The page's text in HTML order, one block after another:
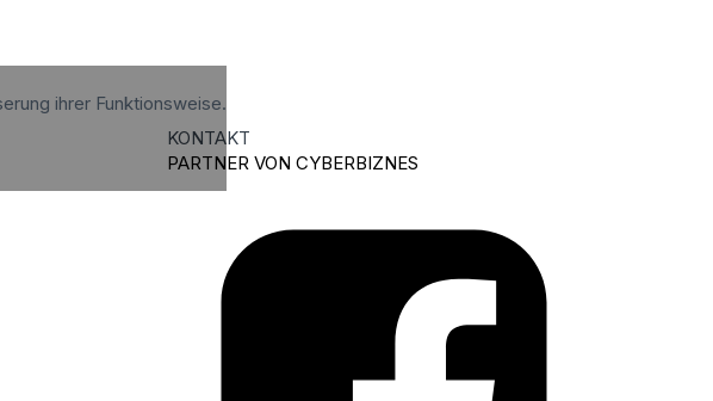
ihrer Funktionsweise.
KONTAKT
PARTNER VON CYBERBIZNES